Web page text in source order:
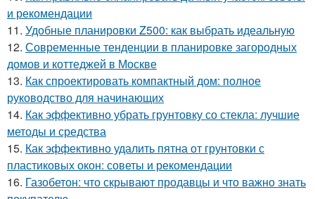
и рекомендации
11. Удобные планировки Z500: как выбрать идеальную
12. Современные тенденции в планировке загородных
домов и коттеджей в Москве
13. Как спроектировать компактный дом: полное
руководство для начинающих
14. Как эффективно убрать грунтовку со стекла: лучшие
методы и средства
15. Как эффективно удалить пятна от грунтовки с
пластиковых окон: советы и рекомендации
16. Газобетон: что скрывают продавцы и что важно знать